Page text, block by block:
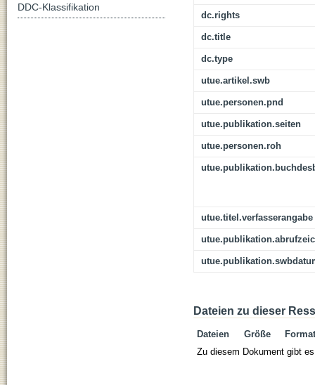
dc.rights
dc.title
dc.type
utue.artikel.swb
utue.personen.pnd
utue.publikation.seiten
utue.personen.roh
utue.titel.verfasserangabe
Dateien zu dieser
Dateien Größe
Format
Zu diesem Dokument gibt
DDC-Klassifikation